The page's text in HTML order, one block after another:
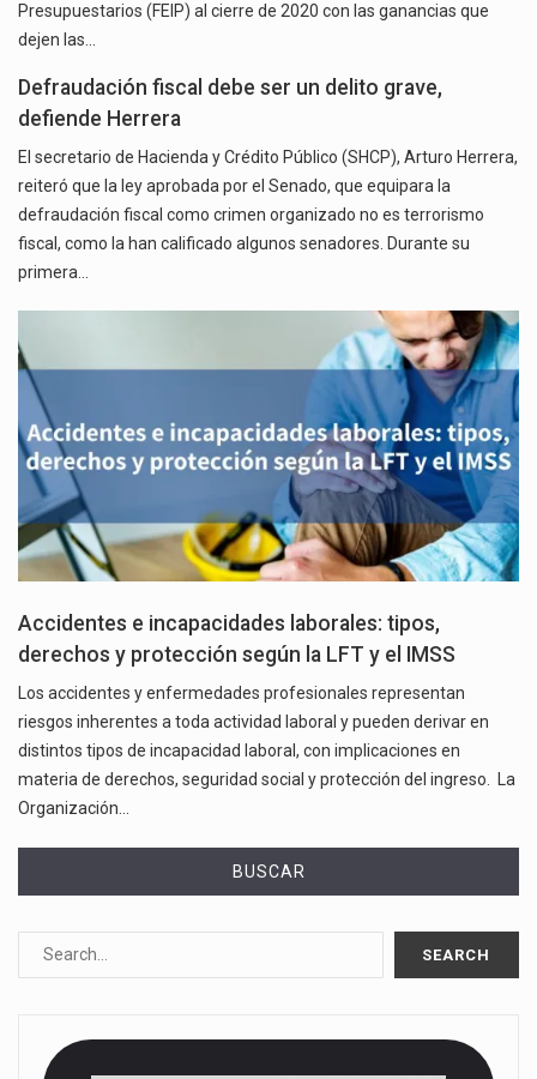
Presupuestarios (FEIP) al cierre de 2020 con las ganancias que
dejen las…
Defraudación fiscal debe ser un delito grave,
defiende Herrera
El secretario de Hacienda y Crédito Público (SHCP), Arturo Herrera,
reiteró que la ley aprobada por el Senado, que equipara la
defraudación fiscal como crimen organizado no es terrorismo
fiscal, como la han calificado algunos senadores. Durante su
primera…
Accidentes e incapacidades laborales: tipos,
derechos y protección según la LFT y el IMSS
Los accidentes y enfermedades profesionales representan
riesgos inherentes a toda actividad laboral y pueden derivar en
distintos tipos de incapacidad laboral, con implicaciones en
materia de derechos, seguridad social y protección del ingreso. La
Organización…
BUSCAR